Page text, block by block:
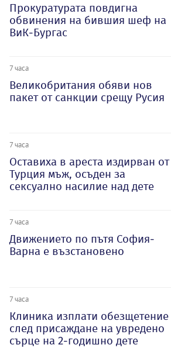
Прокуратурата повдигна
обвинения на бившия шеф на
ВиК-Бургас
7 часа
Великобритания обяви нов
пакет от санкции срещу Русия
7 часа
Оставиха в ареста издирван от
Турция мъж, осъден за
сексуално насилие над дете
7 часа
Движението по пътя София-
Варна е възстановено
7 часа
Клиника изплати обезщетение
след присаждане на увредено
сърце на 2-годишно дете